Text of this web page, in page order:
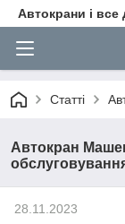
Автокрани і все
Статті
Автокран
28.11.2023